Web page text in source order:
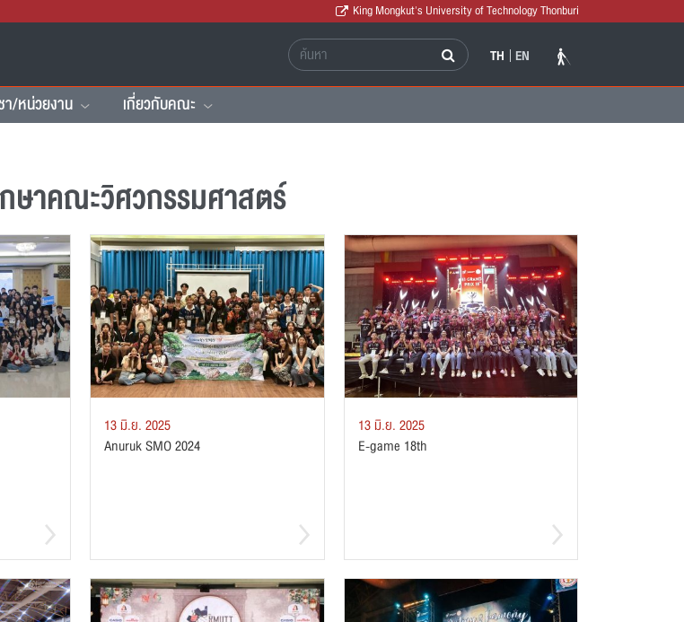
King Mongkut's University of Technology Thonburi
TH EN
/หน่วยงาน เกี่ยวกับคณะ
ษาคณะวิศวกรรมศาสตร์
13 มิ.ย. 2025
Anuruk SMO 2024
13 มิ.ย. 2025
E-game 18th